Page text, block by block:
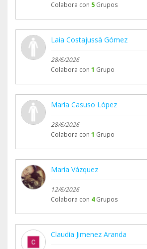
Colabora con 5 Grupos
Laia Costajussà Gómez
28/6/2026
Colabora con 1 Grupo
María Casuso López
28/6/2026
Colabora con 1 Grupo
María Vázquez
12/6/2026
Colabora con 4 Grupos
Claudia Jimenez Aranda